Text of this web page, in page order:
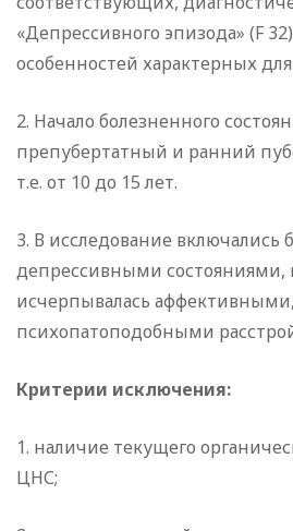
«Депрессивного эпизода» (F
особенностей характерных для
2. Начало болезненного
препубертатный и ранний
т.е. от 10 до 15 лет.
3. В исследование включались
депрессивными состояниями,
исчерпывалась
психопатоподобными
Критерии исключения:
1. наличие текущего
ЦНС;